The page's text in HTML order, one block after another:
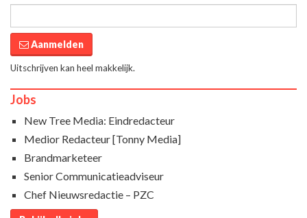
Aanmelden
Uitschrijven kan heel makkelijk.
Jobs
New Tree Media: Eindredacteur
Medior Redacteur [Tonny Media]
Brandmarketeer
Senior Communicatieadviseur
Chef Nieuwsredactie – PZC